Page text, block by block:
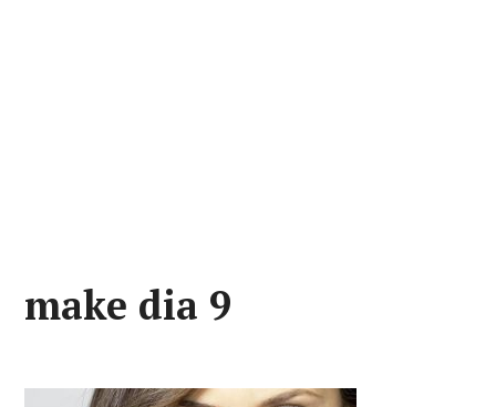
make dia 9